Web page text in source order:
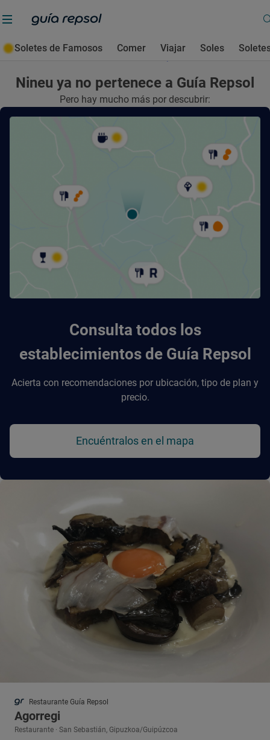
Soletes de Famosos Comer Viajar Soles
Nineu ya no pertenece a Guía Repsol
Pero hay mucho más por descubrir:
Consulta todos los
establecimientos de Guía Repsol
Acierta con recomendaciones por ubicación, tipo de plan y
precio.
Encuéntralos en el mapa
Restaurante Guía Repsol
Agorregi
Restaurante · San Sebastián, Gipuzkoa/Guipúzcoa